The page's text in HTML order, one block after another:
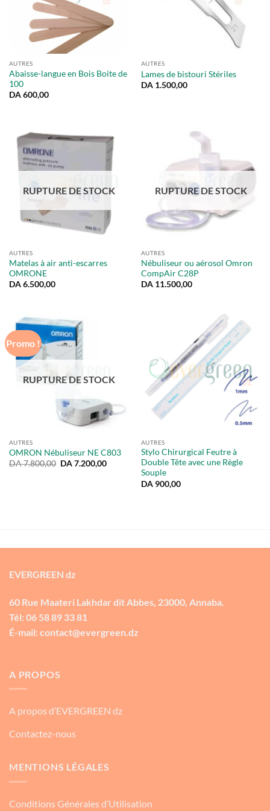
AUTRES
Abaisse-langue en Bois Boite de
100
DA600,00
AUTRES
Lames de bistouri Stériles
DA1.500,00
RUPTURE DE STOCK
AUTRES
Matelas à air anti-escarres
OMRONE
DA6.500,00
RUPTURE DE STOCK
AUTRES
Nébuliseur ou aérosol Omron
CompAir C28P
DA11.500,00
Promo !
RUPTURE DE STOCK
AUTRES
OMRON Nébuliseur NE C803
DA7.800,00 Le
DA7.200,00Le
AUTRES
Stylo Chirurgical Feutre à
Double Tête avec une Règle
Souple
DA900,00
EVERGREEN dz
60 Rue Maateri Lakhdar dit Abbes, 23000, Annaba.
Tél: 06 58 89 33 81
É-mail: contact@evergreen.dz
A PROPOS
A propos d’EVERGREEN dz
Contactez-nous
MENTIONS LÉGALES
Conditions Générales d’Utilisation